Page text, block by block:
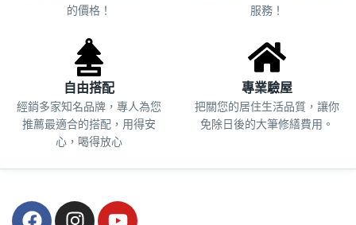
的價格！
服務！
自由搭配
經銷多家知名品牌，專人為您
推薦最適合的搭配，用得安
心，喝得放心
專業驗屋
把關您的居住生活品質， 讓你
免除日後的大筆修繕費用。